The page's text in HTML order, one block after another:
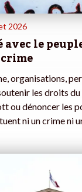
2026
le
organisations,
les droits du
ou dénoncer les
ni un crime ni